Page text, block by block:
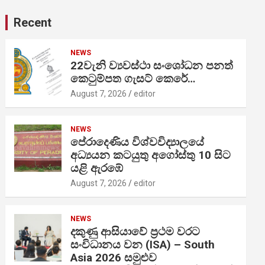
Recent
NEWS
22වැනි ව්‍යවස්ථා සංශෝධන පනත්
කෙටුම්පත ගැසට් කෙරේ…
August 7, 2026 editor
NEWS
පේරාදෙණිය විශ්වවිද්‍යාලයේ
අධ්‍යයන කටයුතු අගෝස්තු 10 සිට
යළි ඇරඹේ
August 7, 2026 editor
NEWS
දකුණු ආසියාවේ ප්‍රථම වරට
සංවිධානය වන (ISA) – South
Asia 2026 සමුළුව